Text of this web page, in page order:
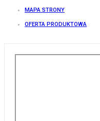
MAPA STRONY
OFERTA PRODUKTOWA